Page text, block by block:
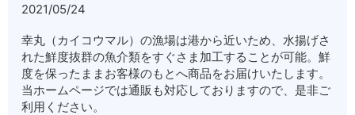
2021/05/24
幸丸（カイコウマル）の漁場は港から近いため、水揚げさ
れた鮮度抜群の魚介類をすぐさま加工することが可能。鮮
度を保ったままお客様のもとへ商品をお届けいたします。
当ホームページでは通販も対応しておりますので、是非ご
利用ください。